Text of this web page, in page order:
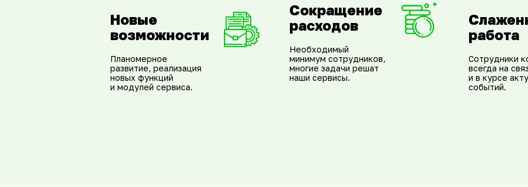
Новые
возможности
Планомерное
развитие, реализация
новых функций
и модулей сервиса.
Сокращение
расходов
Необходимый
минимум сотрудников,
многие задачи решат
наши сервисы.
работа
Сотрудники
всегда на
и в курсе
событий.